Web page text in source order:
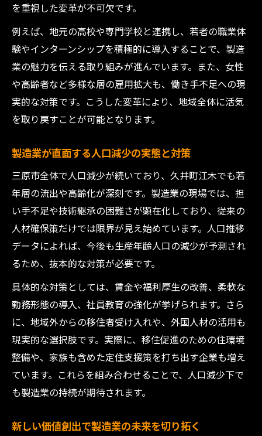
を重視した変革が不可欠です。
例えば、地元の高校や専門学校と連携し、若者の職業体
験やインターンシップを積極的に導入することで、製造
業の魅力を伝える取り組みが進んでいます。また、女性
や高齢者など多様な層の雇用拡大も、働き手不足への現
実的な対策です。こうした変革により、地域全体に活気
を取り戻すことが可能となります。
製造業が直面する人口減少の実態と対策
三原市全体で人口減少が続いており、久井町江木でも若
年層の流出や高齢化が深刻です。製造業の現場では、担
い手不足や技術継承の困難さが顕在化しており、従来の
人材確保策だけでは限界が見え始めています。人口推移
データによれば、今後も生産年齢人口の減少が予測され
るため、抜本的な対策が必要です。
具体的な対策としては、賃金や福利厚生の改善、柔軟な
勤務形態の導入、社員教育の強化が挙げられます。さら
に、地域外からの移住者受け入れや、外国人材の活用も
現実的な選択肢です。実際に、移住促進のための住環境
整備や、家族も含めた定住支援策を打ち出す企業も増え
ています。これらを組み合わせることで、人口減少下で
も製造業の持続が期待されます。
新しい価値創出で製造業の未来を切り拓く